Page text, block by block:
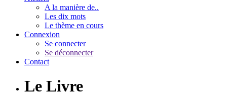
A la manière de..
Les dix mots
Le thème en cours
Connexion
Se connecter
Se déconnecter
Contact
Le Livre